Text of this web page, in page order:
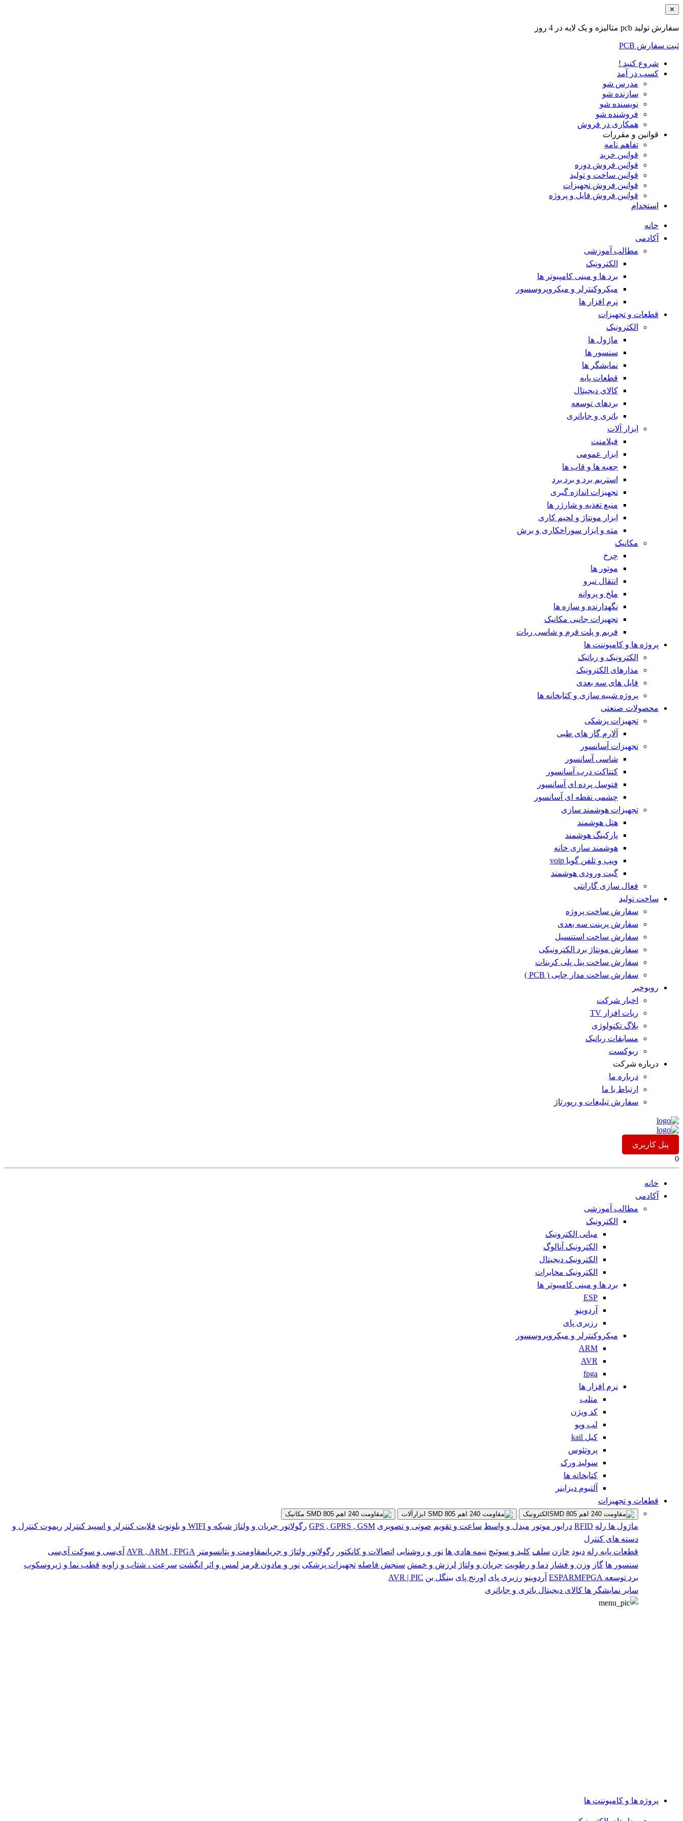
✕
سفارش تولید pcb متالیزه و یک لایه در 4 روز
ثبت سفارش PCB
شروع کنید !
کسب در آمد
مدرس شو
سازنده شو
نویسنده شو
فروشنده شو
همکاری در فروش
قوانین و مقررات
تفاهم نامه
قوانین خرید
قوانین فروش دوره
قوانین ساخت و تولید
قوانین فروش تجهیزات
قوانین فروش فایل و پروژه
استخدام
خانه
آکادمی
مطالب آموزشی
الکترونیک
برد ها و مینی کامپیوتر ها
میکروکنترلر و میکروپروسسور
نرم افزار ها
قطعات و تجهیزات
الکترونیک
ماژول ها
سنسور ها
نمایشگر ها
قطعات پایه
کالای دیجیتال
بردهای توسعه
باتری و جاباتری
ابزار آلات
فیلامنت
ابزار عمومی
جعبه ها و قاب ها
استریم برد و برد برد
تجهیزات اندازه گیری
منبع تغذیه و شارژر ها
ابزار مونتاژ و لحیم کاری
مته و ابزار سوراخکاری و برش
مکانیک
چرخ
موتور ها
انتقال نیرو
ملخ و پروانه
نگهدارنده و سازه ها
تجهیزات جانبی مکانیک
فریم و پلت فرم و شاسی ربات
پروژه ها و کامپوننت ها
الکترونیک و رباتیک
مدارهای الکترونیک
فایل های سه بعدی
پروژه شبیه سازی و کتابخانه ها
محصولات صنعتی
تجهیزات پزشکی
آلارم گاز های طبی
تجهیزات آسانسور
شاسی آسانسور
کنتاکت درب آسانسور
فتوسل پرده ای آسانسور
چشمی نقطه ای آسانسور
تجهیزات هوشمند سازی
هتل هوشمند
پارکینگ هوشمند
هوشمند سازی خانه
ویپ و تلفن گویا voip
گیت ورودی هوشمند
فعال سازی گارانتی
ساخت تولید
سفارش ساخت پروژه
سفارش پرینت سه بعدی
سفارش ساخت استنسیل
سفارش مونتاژ برد الکترونیکی
سفارش ساخت پنل پلی کربنات
سفارش ساخت مدار چاپی ( PCB )
روبوخبر
اخبار شرکت
ربات افزار TV
بلاگ تکنولوژی
مسابقات رباتیک
ربوکست
درباره شرکت
درباره ما
ارتباط با ما
سفارش تبلیغات و رپورتاژ
پنل کاربری
0
خانه
آکادمی
مطالب آموزشی
الکترونیک
مبانی الکترونیک
الکترونیک آنالوگ
الکترونیک دیجیتال
الکترونیک مخابرات
برد ها و مینی کامپیوتر ها
ESP
آردوینو
رزبری پای
میکروکنترلر و میکروپروسسور
ARM
AVR
fpga
نرم افزار ها
متلب
کد ویژن
لب ویو
کیل kail
پروتئوس
سولید ورک
کتابخانه ها
آلتیوم دیزاینر
قطعات و تجهیزات
الکترونیک ابزارآلات مکانیک
ماژول ها رله RFID درایور موتور مبدل و واسط ساعت و تقویم صوتی و تصویری GPS , GPRS , GSM رگولاتور جریان و ولتاژ شبکه و WIFI و بلوتوث فلایت کنترلر و اسپید کنترلر ریموت کنترل و
دسته های کنترل
قطعات پایه رله دیود خازن سلف کلید و سوئیچ نیمه هادی ها نور و روشنایی اتصالات و کانکتور رگولاتور ولتاژ و جریانمقاومت و پتانسومتر AVR , ARM , FPGA آی‌سی و سوکت آی‌سی
سنسور ها گاز وزن و فشار دما و رطوبت جریان و ولتاژ لرزش و خمش سنجش فاصله تجهیزات پزشکی نور و مادون قرمز لمس و اثر انگشت سرعت ، شتاب و زاویه قطب نما و ژیروسکوپ
برد توسعه
ESPARMFPGA آردوینو رزبری پای اورنج پای بینگل بن AVR | PIC
سایر نمایشگر ها کالای دیجیتال باتری و جاباتری
پروژه ها و کامپوننت ها